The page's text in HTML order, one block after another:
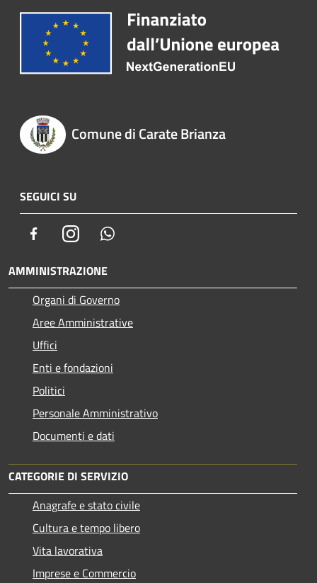
Comune di Carate Brianza
SEGUICI SU
FacebookInstagram
AMMINISTRAZIONE
Organi di Governo
Aree Amministrative
Uffici
Enti e fondazioni
Politici
Personale Amministrativo
Documenti e dati
CATEGORIE DI SERVIZIO
Anagrafe e stato civile
Cultura e tempo libero
Vita lavorativa
Imprese e Commercio